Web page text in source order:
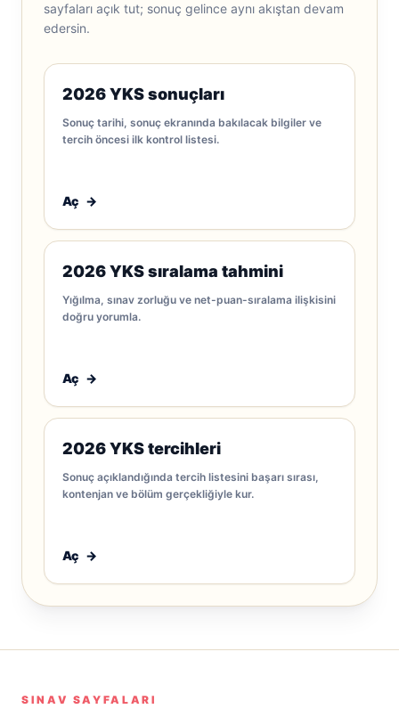
sayfaları açık tut; sonuç gelince aynı akıştan devam
edersin.
2026 YKS sonuçları
Sonuç tarihi, sonuç ekranında bakılacak bilgiler ve
tercih öncesi ilk kontrol listesi.
Aç →
2026 YKS sıralama tahmini
Yığılma, sınav zorluğu ve net-puan-sıralama ilişkisini
doğru yorumla.
Aç →
2026 YKS tercihleri
Sonuç açıklandığında tercih listesini başarı sırası,
kontenjan ve bölüm gerçekliğiyle kur.
Aç →
SINAV SAYFALARI